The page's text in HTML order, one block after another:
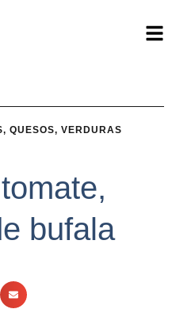
, QUESOS, VERDURAS
bufala